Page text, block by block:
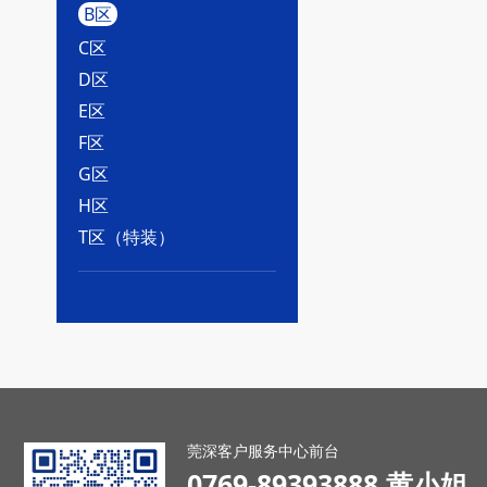
B区
C区
D区
E区
F区
G区
H区
T区（特装）
莞深客户服务中心前台